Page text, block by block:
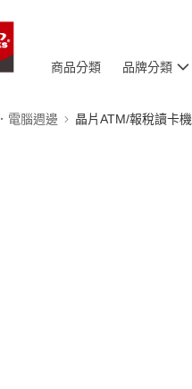
商品分類 品牌分類
．電腦週邊 晶片ATM/報稅讀卡機